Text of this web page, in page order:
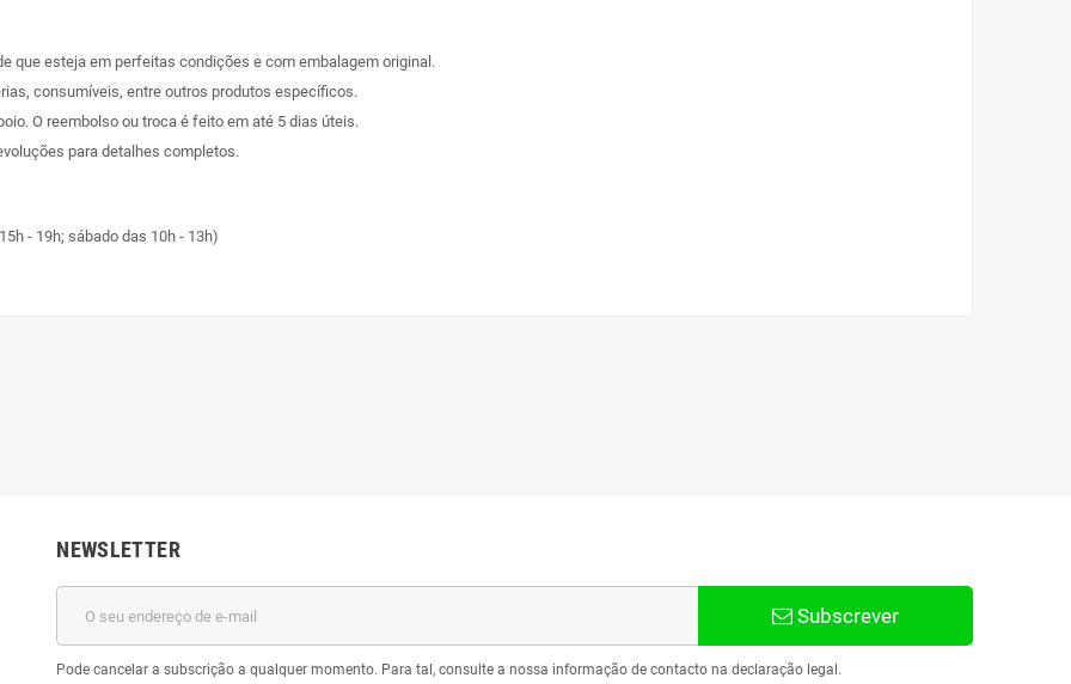
que esteja em perfeitas condições e com embalagem original.
consumíveis, entre outros produtos específicos.
O reembolso ou troca é feito em até 5 dias úteis.
para detalhes completos.
- 19h; sábado das 10h - 13h)
NEWSLETTER
Subscrever
Pode cancelar a subscrição a qualquer momento. Para tal, consulte a nossa informação de contacto na declaração legal.